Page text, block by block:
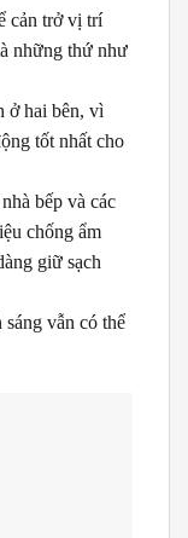
cản trở vị trí
những thứ như
ở hai bên, vì
tốt nhất cho
bếp và các
chống ẩm
giữ sạch
vẫn có thể